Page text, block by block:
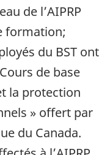
de l’AIPRP
formation;
du BST ont
de base
la protection
» offert par
du Canada.